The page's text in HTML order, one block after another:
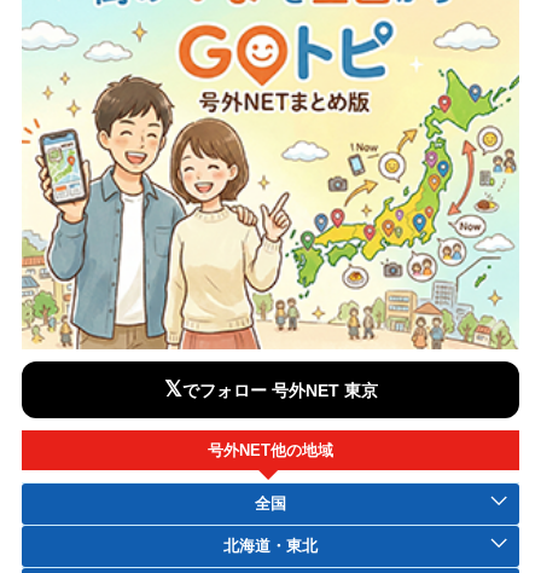
𝕏でフォロー 号外NET 東京
号外NET他の地域
全国
北海道・東北